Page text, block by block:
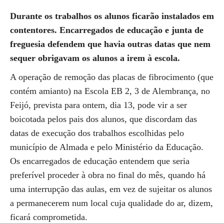
Durante os trabalhos os alunos ficarão instalados em
contentores. Encarregados de educação e junta de
freguesia defendem que havia outras datas que nem
sequer obrigavam os alunos a irem à escola.
A operação de remoção das placas de fibrocimento (que
contém amianto) na Escola EB 2, 3 de Alembrança, no
Feijó, prevista para ontem, dia 13, pode vir a ser
boicotada pelos pais dos alunos, que discordam das
datas de execução dos trabalhos escolhidas pelo
município de Almada e pelo Ministério da Educação.
Os encarregados de educação entendem que seria
preferível proceder à obra no final do mês, quando há
uma interrupção das aulas, em vez de sujeitar os alunos
a permanecerem num local cuja qualidade do ar, dizem,
ficará comprometida.